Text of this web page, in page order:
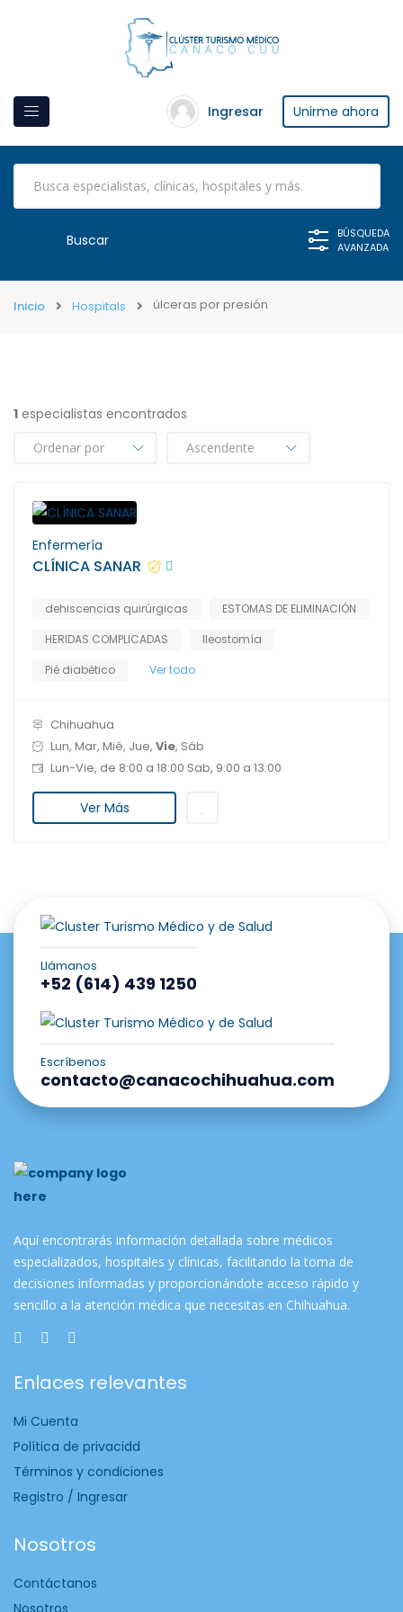
Ingresar Unirme ahora
BÚSQUEDA
AVANZADA
Inicio Hospitals úlceras por presión
1 especialistas encontrados
Enfermería
CLÍNICA SANAR
dehiscencias quirúrgicas
ESTOMAS DE ELIMINACIÓN
HERIDAS COMPLICADAS
Ileostomía
Pié diabético
Ver todo
Chihuahua
Lun, Mar, Mié, Jue, Vie, Sáb
Lun-Vie, de 8:00 a 18:00 Sab, 9:00 a 13:00
Ver Más
Llámanos
+52 (614) 439 1250
Escríbenos
contacto@canacochihuahua.com
Aquí encontrarás información detallada sobre médicos
especializados, hospitales y clínicas, facilitando la toma de
decisiones informadas y proporcionándote acceso rápido y
sencillo a la atención médica que necesitas en Chihuahua.
Enlaces relevantes
Mi Cuenta
Política de privacidd
Términos y condiciones
Registro / Ingresar
Nosotros
Contáctanos
Nosotros